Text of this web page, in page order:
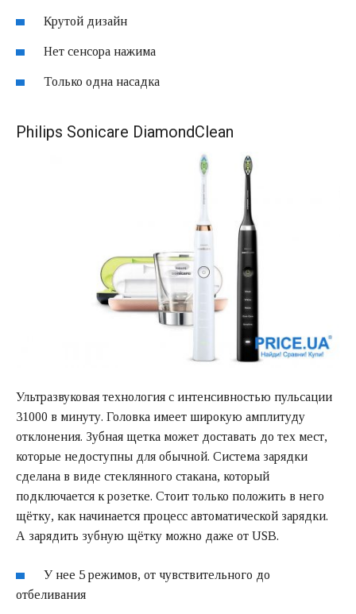
Крутой дизайн
Нет сенсора нажима
Только одна насадка
Philips Sonicare DiamondClean
Ультразвуковая технология с интенсивностью пульсации
31000 в минуту. Головка имеет широкую амплитуду
отклонения. Зубная щетка может доставать до тех мест,
которые недоступны для обычной. Система зарядки
сделана в виде стеклянного стакана, который
подключается к розетке. Стоит только положить в него
щётку, как начинается процесс автоматической зарядки.
А зарядить зубную щётку можно даже от USB.
У нее 5 режимов, от чувствительного до
отбеливания